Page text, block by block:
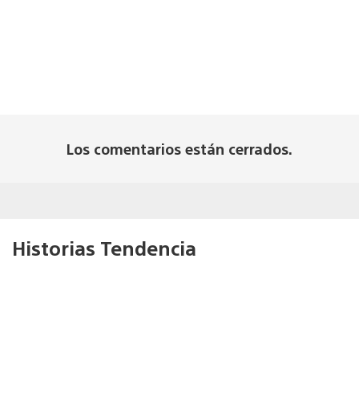
Los comentarios están cerrados.
Historias Tendencia